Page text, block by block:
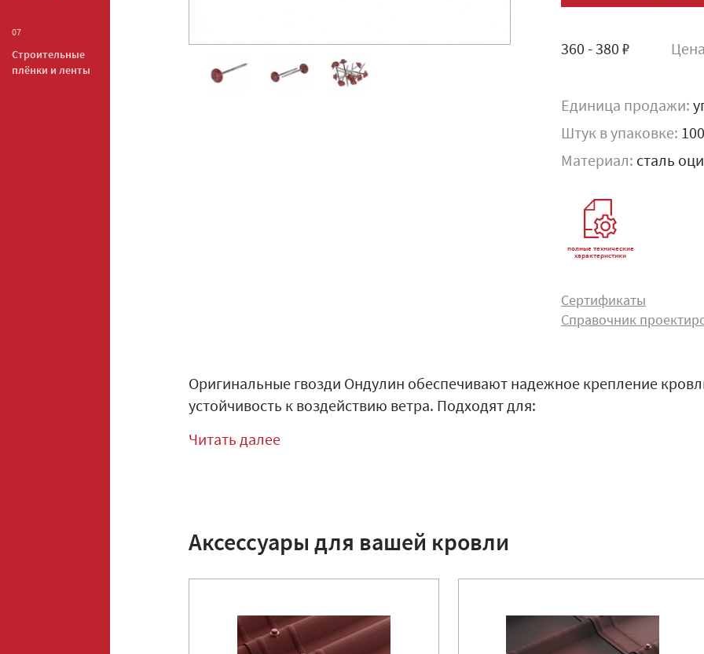
07
Строительные
плёнки и ленты
360 - 380 ₽
Единица продажи:
Штук в упаковке: 100
Материал: сталь
полные технические
характеристики
Сертификаты
Справочник
Оригинальные гвозди Ондулин обеспечивают надежное крепление
устойчивость к воздействию ветра. Подходят для:
Читать далее
Аксессуары для вашей кровли